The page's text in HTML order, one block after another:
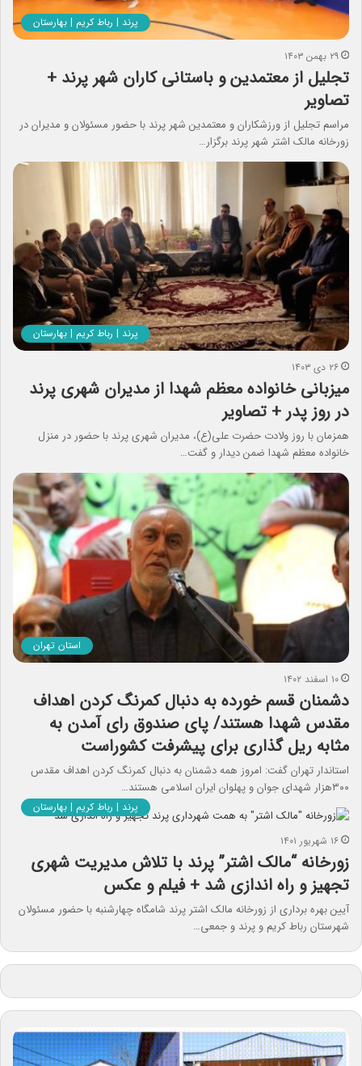
پرند | رباط کریم | بهارستان
۲۹ بهمن ۱۴۰۳
تجلیل از معتمدین و باستانی کاران شهر پرند +
تصاویر
مراسم تجلیل از ورزشکاران و معتمدین شهر پرند با حضور مسئولان و مدیران در
زورخانه مالک اشتر شهر پرند برگزار…
پرند | رباط کریم | بهارستان
۲۶ دی ۱۴۰۳
میزبانی خانواده معظم شهدا از مدیران شهری پرند
در روز پدر + تصاویر
همزمان با روز ولادت حضرت علی(ع)، مدیران شهری پرند با حضور در منزل
خانواده معظم شهدا ضمن دیدار و گفت…
استان تهران
۱۰ اسفند ۱۴۰۲
دشمنان قسم خورده به دنبال کمرنگ کردن اهداف
مقدس شهدا هستند/ پای صندوق رای آمدن به
مثابه ریل گذاری برای پیشرفت کشوراست
استاندار تهران گفت: امروز همه دشمنان به دنبال کمرنگ کردن اهداف مقدس
۳۰۰هزار شهدای جوان و پهلوان ایران اسلامی هستند…
پرند | رباط کریم | بهارستان
۱۶ شهریور ۱۴۰۱
زورخانه “مالک اشتر” پرند با تلاش مدیریت شهری
تجهیز و راه اندازی شد + فیلم و عکس
آیین بهره برداری از زورخانه مالک اشتر پرند شامگاه چهارشنبه با حضور مسئولان
شهرستان رباط کریم و پرند و جمعی…